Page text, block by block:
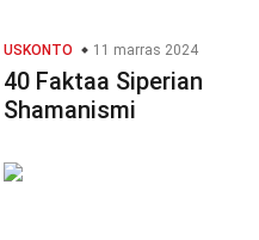
USKONTO 11 marras 2024
40 Faktaa Siperian
Shamanismi